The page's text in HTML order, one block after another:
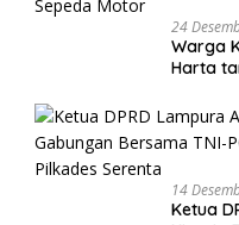
24
Warga
Harta
Sepeda
14
Ketua